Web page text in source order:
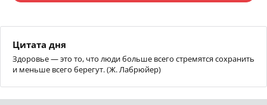
Цитата дня
Здоровье — это то, что люди больше всего стремятся сохранить
и меньше всего берегут. (Ж. Лабрюйер)